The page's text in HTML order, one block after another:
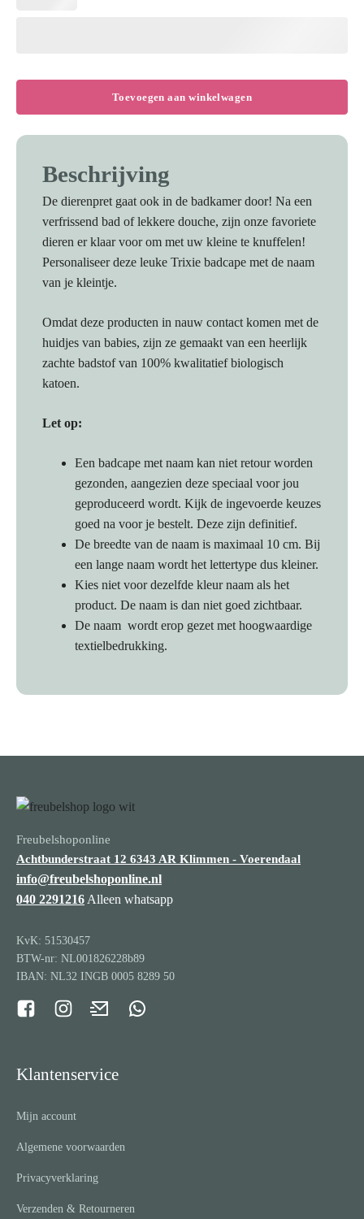
Toevoegen aan winkelwagen
Beschrijving
De dierenpret gaat ook in de badkamer door! Na een
verfrissend bad of lekkere douche, zijn onze favoriete
dieren er klaar voor om met uw kleine te knuffelen!
Personaliseer deze leuke Trixie badcape met de naam
van je kleintje.
Omdat deze producten in nauw contact komen met de
huidjes van babies, zijn ze gemaakt van een heerlijk
zachte badstof van 100% kwalitatief biologisch
katoen.
Let op:
Een badcape met naam kan niet retour worden
gezonden, aangezien deze speciaal voor jou
geproduceerd wordt. Kijk de ingevoerde keuzes
goed na voor je bestelt. Deze zijn definitief.
De breedte van de naam is maximaal 10 cm. Bij
een lange naam wordt het lettertype dus kleiner.
Kies niet voor dezelfde kleur naam als het
product. De naam is dan niet goed zichtbaar.
De naam wordt erop gezet met hoogwaardige
textielbedrukking.
Freubelshoponline
Achtbunderstraat 12 6343 AR Klimmen - Voerendaal
info@freubelshoponline.nl
040 2291216Alleen whatsapp
KvK: 51530457
BTW-nr: NL001826228b89
IBAN: NL32 INGB 0005 8289 50
Klantenservice
Mijn account
Algemene voorwaarden
Privacyverklaring
Verzenden & Retourneren